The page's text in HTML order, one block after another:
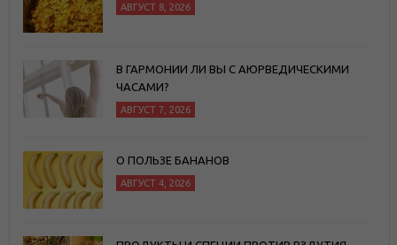
АВГУСТ 8, 2026
В ГАРМОНИИ ЛИ ВЫ С АЮРВЕДИЧЕСКИМИ
ЧАСАМИ?
АВГУСТ 7, 2026
О ПОЛЬЗЕ БАНАНОВ
АВГУСТ 4, 2026